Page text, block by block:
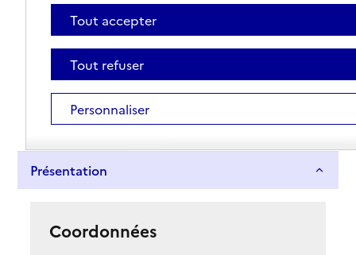
Présentation
Coordonnées
Tout accepter
Tout refuser
Personnaliser